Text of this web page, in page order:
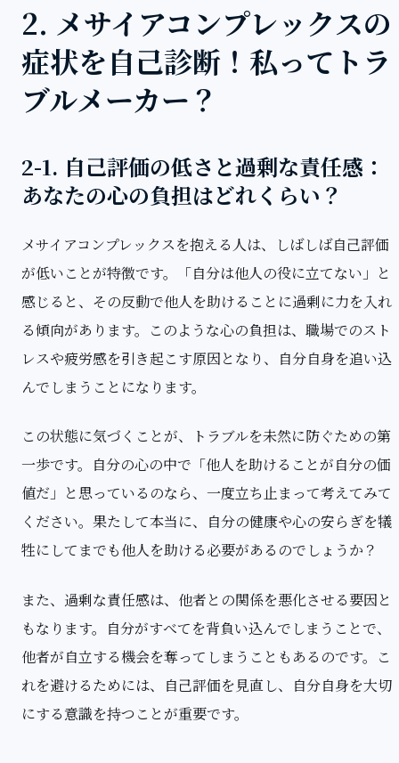
2. メサイアコンプレックスの
症状を自己診断！私ってトラ
ブルメーカー？
2-1. 自己評価の低さと過剰な責任感：
あなたの心の負担はどれくらい？
メサイアコンプレックスを抱える人は、しばしば自己評価
が低いことが特徴です。「自分は他人の役に立てない」と
感じると、その反動で他人を助けることに過剰に力を入れ
る傾向があります。このような心の負担は、職場でのスト
レスや疲労感を引き起こす原因となり、自分自身を追い込
んでしまうことになります。
この状態に気づくことが、トラブルを未然に防ぐための第
一歩です。自分の心の中で「他人を助けることが自分の価
値だ」と思っているのなら、一度立ち止まって考えてみて
ください。果たして本当に、自分の健康や心の安らぎを犠
牲にしてまでも他人を助ける必要があるのでしょうか？
また、過剰な責任感は、他者との関係を悪化させる要因と
もなります。自分がすべてを背負い込んでしまうことで、
他者が自立する機会を奪ってしまうこともあるのです。こ
れを避けるためには、自己評価を見直し、自分自身を大切
にする意識を持つことが重要です。